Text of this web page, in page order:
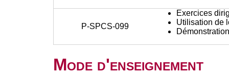
P-SPCS-099
Exercices
Utilisation de
Mode d'enseignement